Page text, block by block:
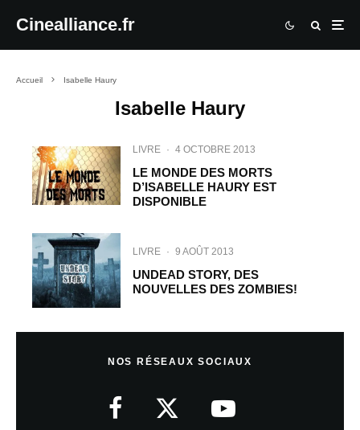
Cinealliance.fr
Accueil Isabelle Haury
Isabelle Haury
LIVRE · 4 OCTOBRE 2013
LE MONDE DES MORTS
D’ISABELLE HAURY EST
DISPONIBLE
LIVRE · 9 AOÛT 2013
UNDEAD STORY, DES
NOUVELLES DES ZOMBIES!
NOS RÉSEAUX SOCIAUX